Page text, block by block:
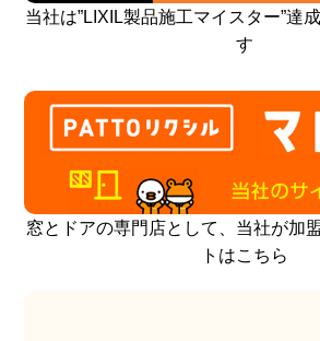
当社は”LIXIL製品施工マイスター”達
す
窓とドアの専門店として、当社が加
トはこちら